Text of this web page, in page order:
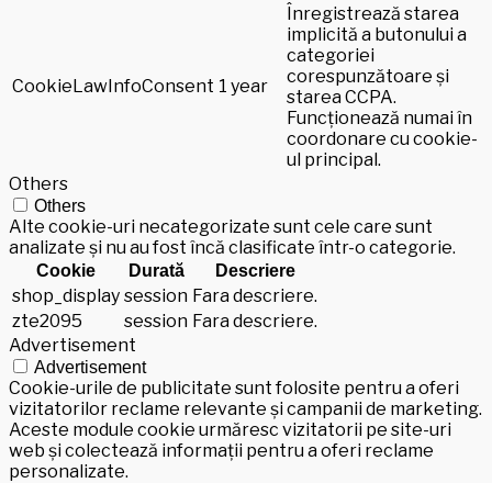
CookieLawInfoConsent 1 year
Înregistrează starea
implicită a butonului a
categoriei
corespunzătoare și
starea CCPA.
Funcționează numai în
coordonare cu cookie-
ul principal.
Others
Others
Alte cookie-uri necategorizate sunt cele care sunt
analizate și nu au fost încă clasificate într-o categorie.
Cookie Durată Descriere
shop_display session Fara descriere.
zte2095
session Fara descriere.
Advertisement
Advertisement
Cookie-urile de publicitate sunt folosite pentru a oferi
vizitatorilor reclame relevante și campanii de marketing.
Aceste module cookie urmăresc vizitatorii pe site-uri
web și colectează informații pentru a oferi reclame
personalizate.